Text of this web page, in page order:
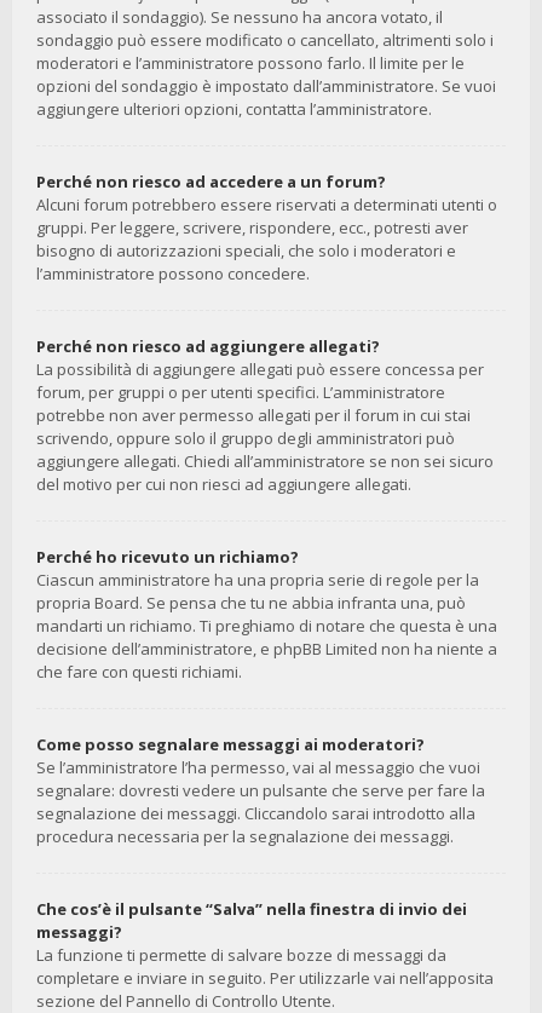
associato il sondaggio). Se nessuno ha ancora votato, il
sondaggio può essere modificato o cancellato, altrimenti solo i
moderatori e l’amministratore possono farlo. Il limite per le
opzioni del sondaggio è impostato dall’amministratore. Se vuoi
aggiungere ulteriori opzioni, contatta l’amministratore.
Perché non riesco ad accedere a un forum?
Alcuni forum potrebbero essere riservati a determinati utenti o
gruppi. Per leggere, scrivere, rispondere, ecc., potresti aver
bisogno di autorizzazioni speciali, che solo i moderatori e
l’amministratore possono concedere.
Perché non riesco ad aggiungere allegati?
La possibilità di aggiungere allegati può essere concessa per
forum, per gruppi o per utenti specifici. L’amministratore
potrebbe non aver permesso allegati per il forum in cui stai
scrivendo, oppure solo il gruppo degli amministratori può
aggiungere allegati. Chiedi all’amministratore se non sei sicuro
del motivo per cui non riesci ad aggiungere allegati.
Perché ho ricevuto un richiamo?
Ciascun amministratore ha una propria serie di regole per la
propria Board. Se pensa che tu ne abbia infranta una, può
mandarti un richiamo. Ti preghiamo di notare che questa è una
decisione dell’amministratore, e phpBB Limited non ha niente a
che fare con questi richiami.
Come posso segnalare messaggi ai moderatori?
Se l’amministratore l’ha permesso, vai al messaggio che vuoi
segnalare: dovresti vedere un pulsante che serve per fare la
segnalazione dei messaggi. Cliccandolo sarai introdotto alla
procedura necessaria per la segnalazione dei messaggi.
Che cos’è il pulsante “Salva” nella finestra di invio dei
messaggi?
La funzione ti permette di salvare bozze di messaggi da
completare e inviare in seguito. Per utilizzarle vai nell’apposita
sezione del Pannello di Controllo Utente.